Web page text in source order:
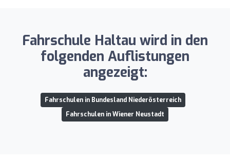
Fahrschule Haltau wird in den
folgenden Auflistungen
angezeigt:
Fahrschulen in Bundesland Niederösterreich
Fahrschulen in Wiener Neustadt